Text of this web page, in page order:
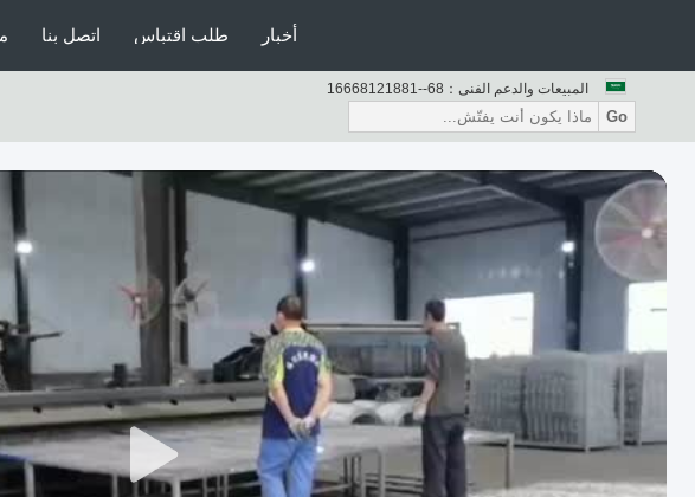
اتصل بنا طلب اقتباس أخبار
المبيعات والدعم الفنى： 86--18812186661
Go